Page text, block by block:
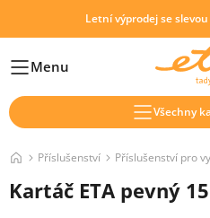
Letní výprodej se slevou
HlavníMenu
Všechny
Příslušenství Příslušenství pro
Kartáč ETA pevný